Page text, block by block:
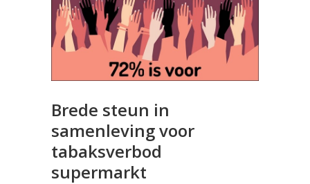
Brede steun in
samenleving voor
tabaksverbod
supermarkt